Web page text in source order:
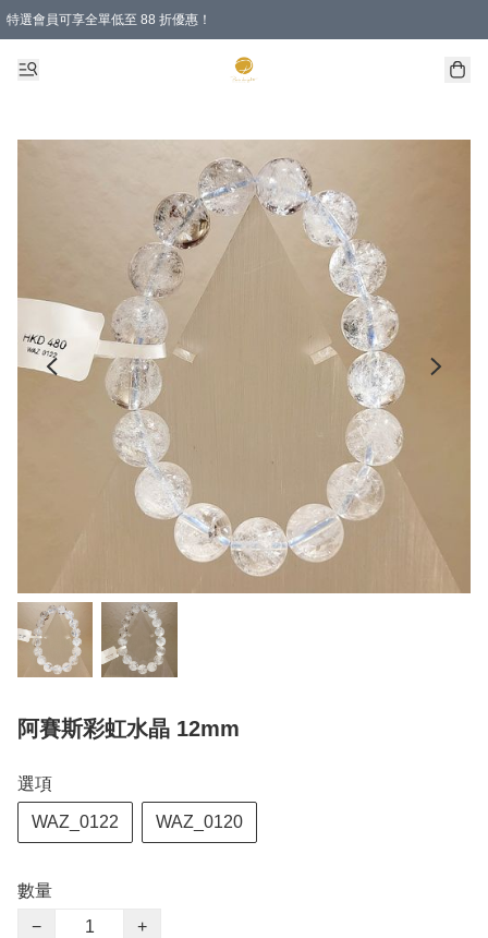
特選會員可享全單低至 88 折優惠！
購物滿 HKD 1000.00即享免運費優惠！（適用於 特定的送貨方式 )
阿賽斯彩虹水晶 12mm
選項
WAZ_0122 WAZ_0120
數量
−
+